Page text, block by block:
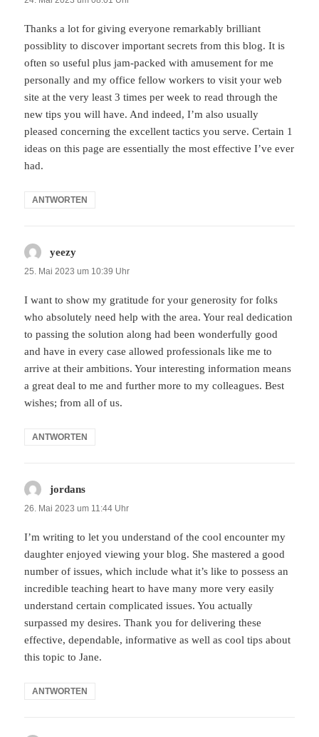
Thanks a lot for giving everyone remarkably brilliant
possiblity to discover important secrets from this blog. It is
often so useful plus jam-packed with amusement for me
personally and my office fellow workers to visit your web
site at the very least 3 times per week to read through the
new tips you will have. And indeed, I’m also usually
pleased concerning the excellent tactics you serve. Certain 1
ideas on this page are essentially the most effective I’ve ever
had.
ANTWORTEN
yeezy
25. Mai 2023 um 10:39 Uhr
I want to show my gratitude for your generosity for folks
who absolutely need help with the area. Your real dedication
to passing the solution along had been wonderfully good
and have in every case allowed professionals like me to
arrive at their ambitions. Your interesting information means
a great deal to me and further more to my colleagues. Best
wishes; from all of us.
ANTWORTEN
jordans
26. Mai 2023 um 11:44 Uhr
I’m writing to let you understand of the cool encounter my
daughter enjoyed viewing your blog. She mastered a good
number of issues, which include what it’s like to possess an
incredible teaching heart to have many more very easily
understand certain complicated issues. You actually
surpassed my desires. Thank you for delivering these
effective, dependable, informative as well as cool tips about
this topic to Jane.
ANTWORTEN